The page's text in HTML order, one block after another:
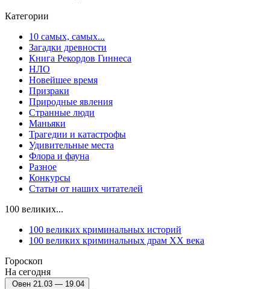
Категории
10 самых, самых...
Загадки древности
Книга Рекордов Гиннеса
НЛО
Новейшее время
Призраки
Природные явления
Странные люди
Маньяки
Трагедии и катастрофы
Удивительные места
Флора и фауна
Разное
Конкурсы
Статьи от наших читателей
100 великих...
100 великих криминальных историй
100 великих криминальных драм ХХ века
Гороскоп
На сегодня
Овен 21.03 — 19.04